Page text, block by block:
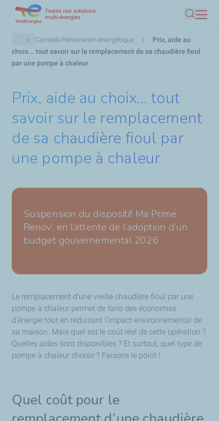
contenu
principal
Toutes nos solutions
multi-énergies
Fil
d'Ariane
... Conseils Rénovation énergétique
Prix, aide au
choix... tout savoir sur le remplacement de sa chaudière fioul
par une pompe à chaleur
Prix, aide au choix... tout
savoir sur le remplacement
de sa chaudière fioul par
une pompe à chaleur
Suspension du dispositif Ma Prime
Renov’, en l’attente de l’adoption d’un
budget gouvernemental 2026
Le remplacement d’une vieille chaudière fioul par une
pompe à chaleur permet de faire des économies
d’énergie tout en réduisant l’impact environnemental de
sa maison. Mais quel est le coût réel de cette opération ?
Quelles aides sont disponibles ? Et surtout, quel type de
pompe à chaleur choisir ? Faisons le point !
Quel coût pour le